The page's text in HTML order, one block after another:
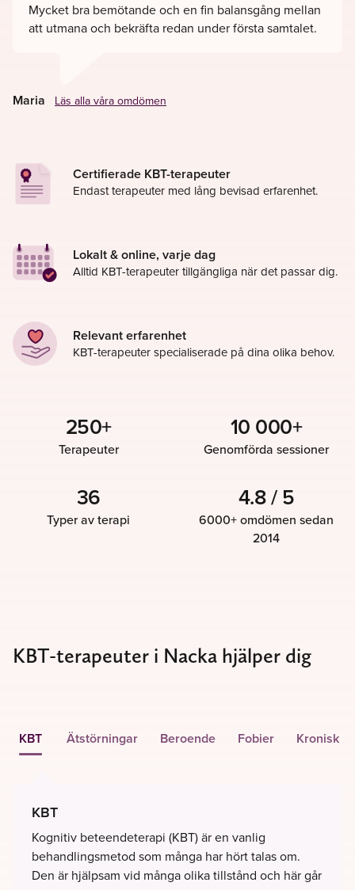
Mycket bra bemötande och en fin balansgång mellan
att utmana och bekräfta redan under första samtalet.
Maria Läs alla våra omdömen
Certifierade KBT-terapeuter
Endast terapeuter med lång bevisad erfarenhet.
Lokalt & online, varje dag
Alltid KBT-terapeuter tillgängliga när det passar dig.
Relevant erfarenhet
KBT-terapeuter specialiserade på dina olika behov.
250+
Terapeuter
10 000+
Genomförda sessioner
36
Typer av terapi
4.8 / 5
6000+ omdömen sedan
2014
KBT-terapeuter i Nacka hjälper dig
KBT Ätstörningar Beroende Fobier Kronisk
KBT
Kognitiv beteendeterapi (KBT) är en vanlig
behandlingsmetod som många har hört talas om.
Den är hjälpsam vid många olika tillstånd och här går